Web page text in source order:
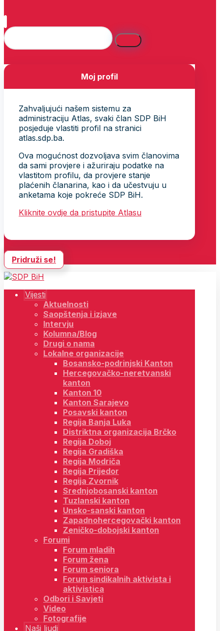
Moj profil
Zahvaljujući našem sistemu za
administraciju Atlas, svaki član SDP BiH
posjeduje vlastiti profil na stranici
atlas.sdp.ba.
Ova mogućnost dozvoljava svim članovima
da sami provjere i ažuriraju podatke na
vlastitom profilu, da provjere stanje
plaćenih članarina, kao i da učestvuju u
anketama koje pokreće SDP BiH.
Kliknite ovdje da pristupite Atlasu
Pridruži se!
Vijesti
Aktuelnosti
Saopštenja i izjave
Intervju
Kolumna/Blog
Drugi o nama
Lokalne organizacije
Bosansko-podrinjski Kanton
Hercegovačko-neretvanski
kanton
Kanton 10
Kanton Sarajevo
Posavski kanton
Regija Banja Luka
Distriktna organizacija Brčko
Regija Doboj
Regija Gradiška
Regija Modriča
Regija Prijedor
Regija Zvornik
Srednjobosanski kanton
Tuzlanski kanton
Unsko-sanski kanton
Zapadnohercegovački kanton
Zeničko-dobojski kanton
Forumi
Forum mladih
Forum žena
Forum seniora
Forum sindikalnih aktivista i
aktivistica
Odbori i Savjeti
Video
Fotografije
Naši ljudi